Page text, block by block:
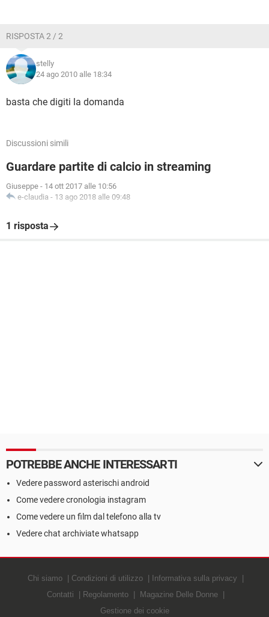
RISPOSTA 2 / 2
stelly
24 ago 2010 alle 18:34
basta che digiti la domanda
Discussioni simili
Guardare partite di calcio in streaming
Giuseppe - 14 ott 2017 alle 10:56
e-claudia - 13 ago 2018 alle 09:48
1 risposta
POTREBBE ANCHE INTERESSARTI
Vedere password asterischi android
Come vedere cronologia instagram
Come vedere un film dal telefono alla tv
Vedere chat archiviate whatsapp
Chi siamo Condizioni di utilizzo
Informativa sulla privacy
Contatti
Regolamento
Magazine Delle Donne
Gestione dei cookie